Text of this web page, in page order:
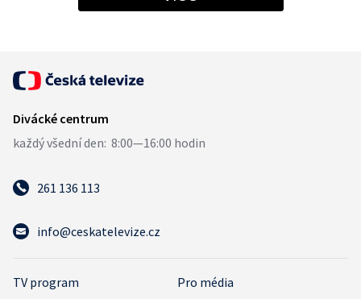
261 136 113
info@ceskatelevize.cz
TV program
Pro média